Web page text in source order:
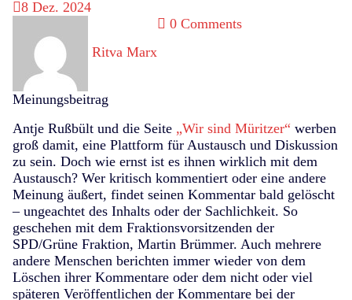
8 Dez. 2024
Ritva Marx
0 Comments
Meinungsbeitrag
Antje Rußbült und die Seite „Wir sind Müritzer“ werben
groß damit, eine Plattform für Austausch und Diskussion
zu sein. Doch wie ernst ist es ihnen wirklich mit dem
Austausch? Wer kritisch kommentiert oder eine andere
Meinung äußert, findet seinen Kommentar bald gelöscht
– ungeachtet des Inhalts oder der Sachlichkeit. So
geschehen mit dem Fraktionsvorsitzenden der
SPD/Grüne Fraktion, Martin Brümmer. Auch mehrere
andere Menschen berichten immer wieder von dem
Löschen ihrer Kommentare oder dem nicht oder viel
späteren Veröffentlichen der Kommentare bei der